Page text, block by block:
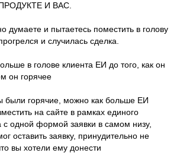
И ВАС.
думаете и пытаетесь поместить в голову
и случилась сделка.
в голове клиента ЕИ до того, как он
он горячее
были горячие, можно как больше ЕИ
на сайте в рамках единого
с одной формой заявки в самом низу,
оставить заявку, принудительно не
вы хотели ему донести